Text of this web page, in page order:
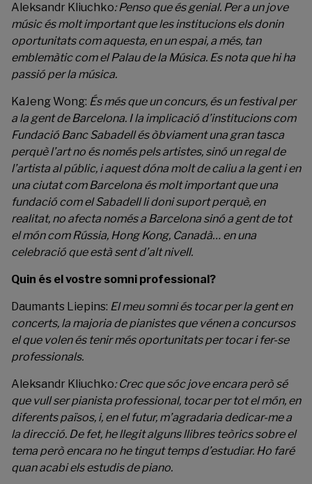
Aleksandr Kliuchko:Penso que és genial. Per a un jove
músic és molt important que les institucions els donin
oportunitats com aquesta, en un espai, a més, tan
emblemàtic com el Palau de la Música. Es nota que hi ha
passió per la música.
KaJeng Wong: És més que un concurs, és un festival per
a la gent de Barcelona. I la implicació d’institucions com
Fundació Banc Sabadell és òbviament una gran tasca
perquè l’art no és només pels artistes, sinó un regal de
l’artista al públic, i aquest dóna molt de caliu a la gent i en
una ciutat com Barcelona és molt important que una
fundació com el Sabadell li doni suport perquè, en
realitat, no afecta només a Barcelona sinó a gent de tot
el món com Rússia, Hong Kong, Canadà… en una
celebració que està sent d’alt nivell.
Quin és el vostre somni professional?
Daumants Liepins: El meu somni és tocar per la gent en
concerts, la majoria de pianistes que vénen a concursos
el que volen és tenir més oportunitats per tocar i fer-se
professionals.
Aleksandr Kliuchko:Crec que sóc jove encara però sé
que vull ser pianista professional, tocar per tot el món, en
diferents països, i, en el futur, m’agradaria dedicar-me a
la direcció. De fet, he llegit alguns llibres teòrics sobre el
tema però encara no he tingut temps d’estudiar. Ho faré
quan acabi els estudis de piano.